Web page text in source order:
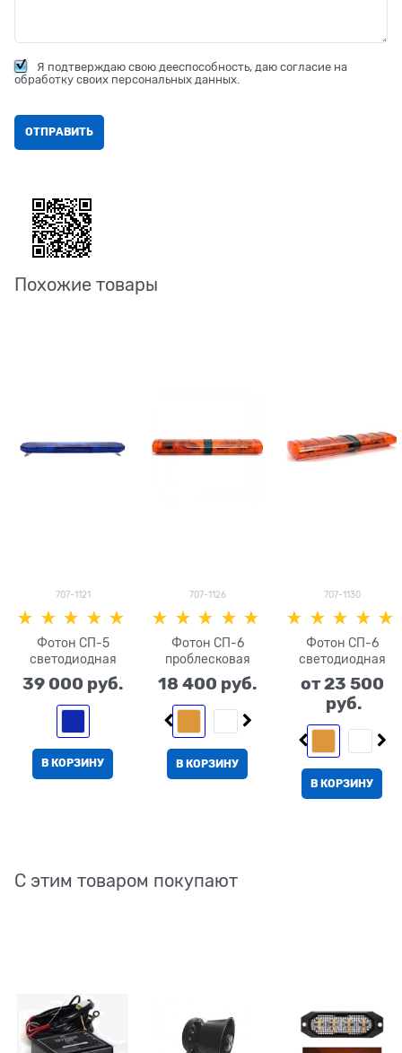
Я подтверждаю свою дееспособность, даю согласие на
обработку своих персональных данных.
Похожие товары
707-1121
Фотон СП-5
светодиодная
39 000 руб.
В КОРЗИНУ
707-1126
Фотон СП-6
проблесковая
18 400 руб.
В КОРЗИНУ
707-1130
Фотон СП-6
светодиодная
от23 500
руб.
В КОРЗИНУ
С этим товаром покупают